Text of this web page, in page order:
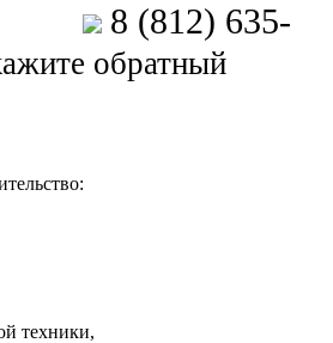
8 (812) 635-
обратный
техники,